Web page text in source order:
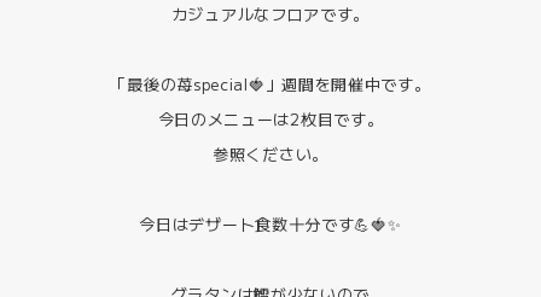
カジュアルなフロアです。
「最後の苺special🍓」週間を開催中です。
今日のメニューは2枚目です。
参照ください。
今日はデザート食数十分です💪🍓✨